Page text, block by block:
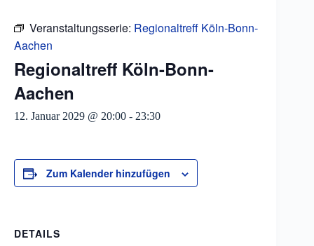
Veranstaltungsserie: Regionaltreff Köln-Bonn-
Aachen
Regionaltreff Köln-Bonn-
Aachen
12. Januar 2029 @ 20:00 - 23:30
Zum Kalender hinzufügen
DETAILS